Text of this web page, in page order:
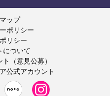
ップ
ポリシー
リシー
について
（意見公募）
公式アカウント